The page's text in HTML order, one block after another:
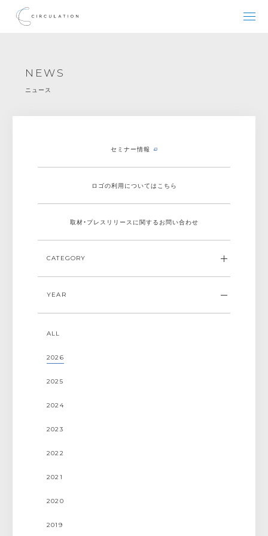
NEWS
ニュース
セミナー情報
ロゴの利用についてはこちら
取材・プレスリリースに関するお問い合わせ
CATEGORY
ALL
YEAR
ALL
2026
2025
2024
2023
2022
2021
2020
2019